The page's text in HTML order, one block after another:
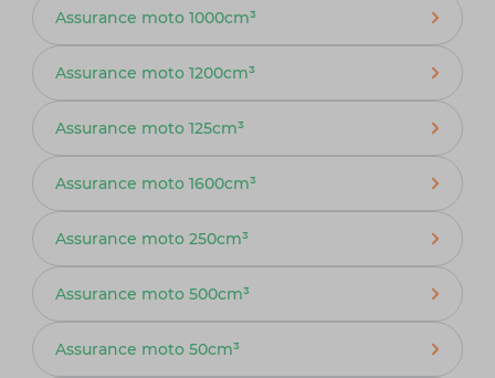
Assurance moto 1000cm³
Assurance moto 1200cm³
Assurance moto 125cm³
Assurance moto 1600cm³
Assurance moto 250cm³
Assurance moto 500cm³
Assurance moto 50cm³